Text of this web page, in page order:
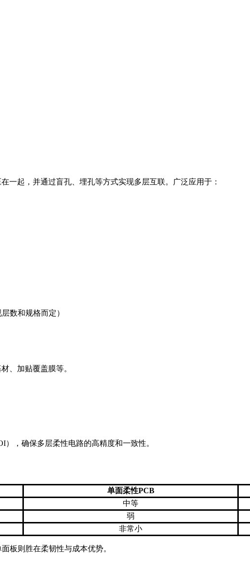
一起，并通过盲孔、埋孔等方式实现多层互联。广泛应用于：
数和规格而定）
、加贴覆盖膜等。
，确保多层柔性电路的高精度和一致性。
单面柔性PCB
中等
弱
非常小
板则胜在柔韧性与成本优势。